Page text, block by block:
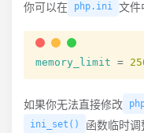
你可以在 php.ini 文件
memory_limit =
如果你无法直接修改
ini_set() 函数临时调